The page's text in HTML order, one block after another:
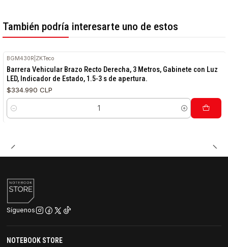
También podría interesarte uno de estos
BGM430R ZKTeco
Barrera Vehicular Brazo Recto Derecha, 3 Metros, Gabinete con Luz
LED, Indicador de Estado, 1.5-3 s de apertura.
$334.990 CLP
Cantidad
Síguenos
NOTEBOOK STORE